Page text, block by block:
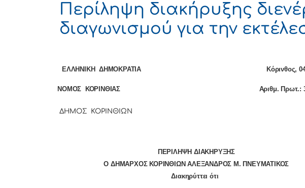
Περίληψη διακήρυξης
διαγωνισμού για την
ΕΛΛΗΝΙΚΗ ΔΗΜΟΚΡΑΤΙΑ Κόρινθος, 04-08-
ΝΟΜΟΣ ΚΟΡΙΝΘΙΑΣ Αριθμ. Πρωτ.:
ΔΗΜΟΣ ΚΟΡΙΝΘΙΩΝ
ΠΕΡΙΛΗΨΗ ΔΙΑΚΗΡΥΞΗΣ
Ο ΔΗΜΑΡΧΟΣ ΚΟΡΙΝΘΙΩΝ ΑΛΕΞΑΝΔΡΟΣ Μ. ΠΝΕΥΜΑΤΙΚΟΣ
Διακηρύττει ότι